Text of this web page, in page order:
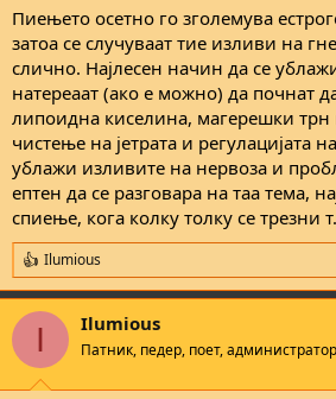
е
Пиењето осетно го зголемува
затоа се случуваат тие изливи на
слично. Најлесен начин да се
натереаат (ако е можно) да почнат
липоидна киселина, магерешки трн
чистење на јетрата и регулацијата
ублажи изливите на нервоза и
ептен да се разговара на таа тема,
спиење, кога колку толку се трезни
R
e
a
c
i
Ilumious
I Ilumious
Патник, педер, поет,